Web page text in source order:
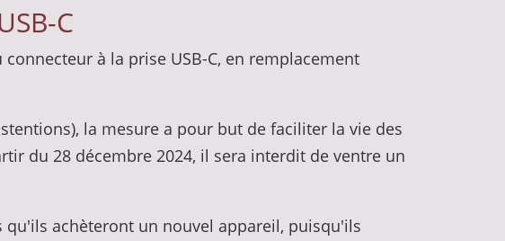
C
à la prise USB-C, en remplacement
la mesure a pour but de faciliter la vie des
du 28 décembre 2024, il sera interdit de ventre un
achèteront un nouvel appareil, puisqu'ils